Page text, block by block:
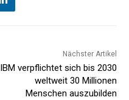
Nächster Artikel
IBM verpflichtet sich bis 2030
weltweit 30 Millionen
Menschen auszubilden